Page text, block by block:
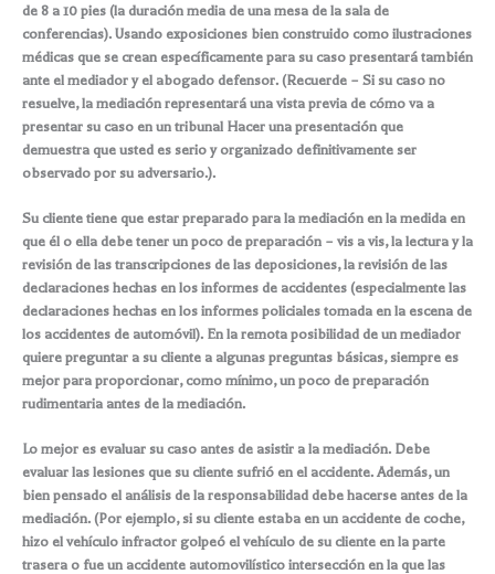
de 8 a 10 pies (la duración media de una mesa de la sala de
conferencias). Usando exposiciones bien construido como ilustraciones
médicas que se crean específicamente para su caso presentará también
ante el mediador y el abogado defensor. (Recuerde – Si su caso no
resuelve, la mediación representará una vista previa de cómo va a
presentar su caso en un tribunal Hacer una presentación que
demuestra que usted es serio y organizado definitivamente ser
observado por su adversario.).
Su cliente tiene que estar preparado para la mediación en la medida en
que él o ella debe tener un poco de preparación – vis a vis, la lectura y la
revisión de las transcripciones de las deposiciones, la revisión de las
declaraciones hechas en los informes de accidentes (especialmente las
declaraciones hechas en los informes policiales tomada en la escena de
los accidentes de automóvil). En la remota posibilidad de un mediador
quiere preguntar a su cliente a algunas preguntas básicas, siempre es
mejor para proporcionar, como mínimo, un poco de preparación
rudimentaria antes de la mediación.
Lo mejor es evaluar su caso antes de asistir a la mediación. Debe
evaluar las lesiones que su cliente sufrió en el accidente. Además, un
bien pensado el análisis de la responsabilidad debe hacerse antes de la
mediación. (Por ejemplo, si su cliente estaba en un accidente de coche,
hizo el vehículo infractor golpeó el vehículo de su cliente en la parte
trasera o fue un accidente automovilístico intersección en la que las